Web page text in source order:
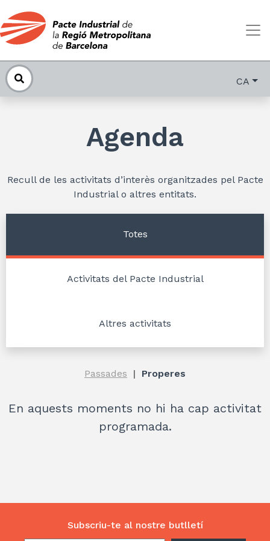
CA
Agenda
Recull de les activitats d’interès organitzades pel Pacte
Industrial o altres entitats.
Totes
Activitats del Pacte Industrial
Altres activitats
Passades Properes
En aquests moments no hi ha cap activitat
programada.
Subscriu-te al nostre butlletí